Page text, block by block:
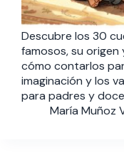
Descubre los 30
famosos, su origen
cómo contarlos
imaginación y los
para padres y
María Muñoz